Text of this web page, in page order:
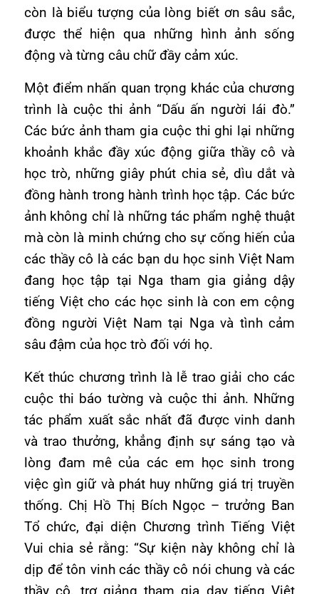
còn là biểu tượng của lòng biết ơn sâu sắc,
được thể hiện qua những hình ảnh sống
động và từng câu chữ đầy cảm xúc.
Một điểm nhấn quan trọng khác của chương
trình là cuộc thi ảnh “Dấu ấn người lái đò.”
Các bức ảnh tham gia cuộc thi ghi lại những
khoảnh khắc đầy xúc động giữa thầy cô và
học trò, những giây phút chia sẻ, dìu dắt và
đồng hành trong hành trình học tập. Các bức
ảnh không chỉ là những tác phẩm nghệ thuật
mà còn là minh chứng cho sự cống hiến của
các thầy cô là các bạn du học sinh Việt Nam
đang học tập tại Nga tham gia giảng dậy
tiếng Việt cho các học sinh là con em cộng
đồng người Việt Nam tại Nga và tình cảm
sâu đậm của học trò đối với họ.
Kết thúc chương trình là lễ trao giải cho các
cuộc thi báo tường và cuộc thi ảnh. Những
tác phẩm xuất sắc nhất đã được vinh danh
và trao thưởng, khẳng định sự sáng tạo và
lòng đam mê của các em học sinh trong
việc gìn giữ và phát huy những giá trị truyền
thống. Chị Hồ Thị Bích Ngọc – trưởng Ban
Tổ chức, đại diện Chương trình Tiếng Việt
Vui chia sẻ rằng: “Sự kiện này không chỉ là
dịp để tôn vinh các thầy cô nói chung và các